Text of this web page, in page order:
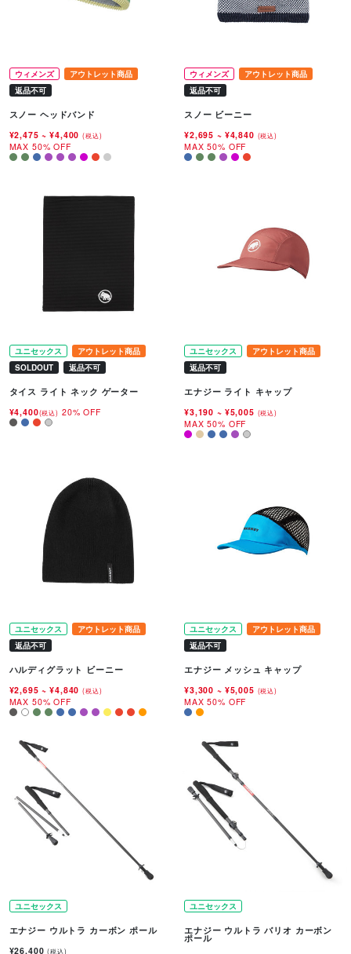
ウィメンズ
アウトレット商品
返品不可
スノー ヘッドバンド
¥2,475~ ¥4,400(税込)
MAX 50% OFF
ウィメンズ
アウトレット商品
返品不可
スノー ビーニー
¥2,695 ~ ¥4,840 (税込)
MAX 50% OFF
ユニセックス
アウトレット商品
SOLDOUT
返品不可
タイス ライト ネック ゲーター
¥4,400(税込) 20% OFF
ユニセックス
アウトレット商品
返品不可
エナジー ライト キャップ
¥3,190 ~ ¥5,005 (税込)
MAX 50% OFF
ユニセックス
アウトレット商品
返品不可
ハルディグラット ビーニー
¥2,695~ ¥4,840(税込)
MAX 50% OFF
ユニセックス
アウトレット商品
返品不可
エナジー メッシュ キャップ
¥3,300 ~ ¥5,005 (税込)
MAX 50% OFF
ユニセックス
エナジー ウルトラ カーボン ポール
¥26,400(税込)
ユニセックス
エナジー ウルトラ バリオ カーボン
ポール